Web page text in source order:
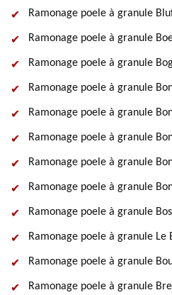
Ramonage poele à granule
Ramonage poele à granule
Ramonage poele à granule
Ramonage poele à granule
Ramonage poele à granule
Ramonage poele à granule
Ramonage poele à granule
Ramonage poele à granule
Ramonage poele à granule
Ramonage poele à granule Le
Ramonage poele à granule
Ramonage poele à granule